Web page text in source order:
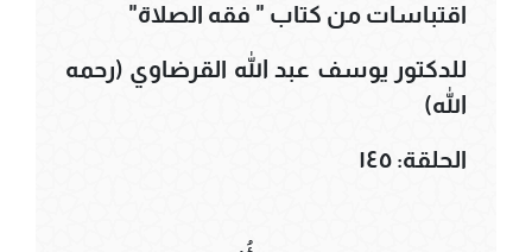
اقتباسات من كتاب " فقه الصلاة"
للدكتور يوسف عبد الله القرضاوي (رحمه
الله)
الحلقة: ١٤٥